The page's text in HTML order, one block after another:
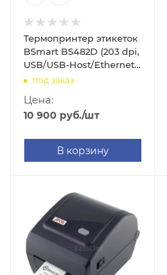
Термопринтер этикеток
BSmart BS482D (203 dpi,
USB/USB-Host/Ethernet,
арт. BS482D)
под заказ
Цена:
10 900 руб./шт
В корзину